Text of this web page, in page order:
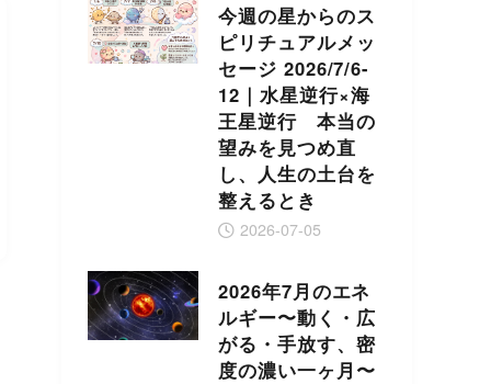
今週の星からのス
ピリチュアルメッ
セージ 2026/7/6-
12｜水星逆行×海
王星逆行 本当の
望みを見つめ直
し、人生の土台を
整えるとき
2026-07-05
2026年7月のエネ
ルギー〜動く・広
がる・手放す、密
度の濃い一ヶ月〜